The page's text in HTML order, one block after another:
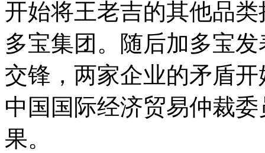
开始将王老吉的其他品
多宝集团。随后加多宝
交锋，两家企业的矛盾
中国国际经济贸易仲裁
果。